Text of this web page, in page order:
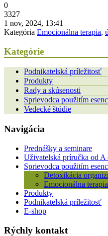
0
3327
1 nov, 2024, 13:41
Kategória Emocionálna terapia,
Kategórie
Podnikatelská príležitosť
Produkty
Rady a skúsenosti
Sprievodca použitím
Vedecké štúdie
Navigácia
Prednášky a seminare
Uživatelská príručka od
Sprievodca použitím
Detoxikácia
Emocionálna terapia
Produkty
Podnikatelská príležitosť
E-shop
Rýchly kontakt